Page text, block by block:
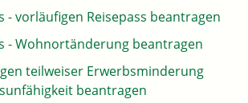
- vorläufigen Reisepass beantragen
- Wohnortänderung beantragen
teilweiser Erwerbsminderung
beantragen